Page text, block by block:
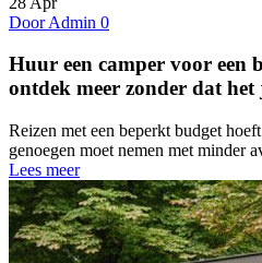
Door Admin 0
Huur een camper voor een
ontdek meer zonder dat
Reizen met een beperkt budget
genoegen moet nemen met minder
Lees meer